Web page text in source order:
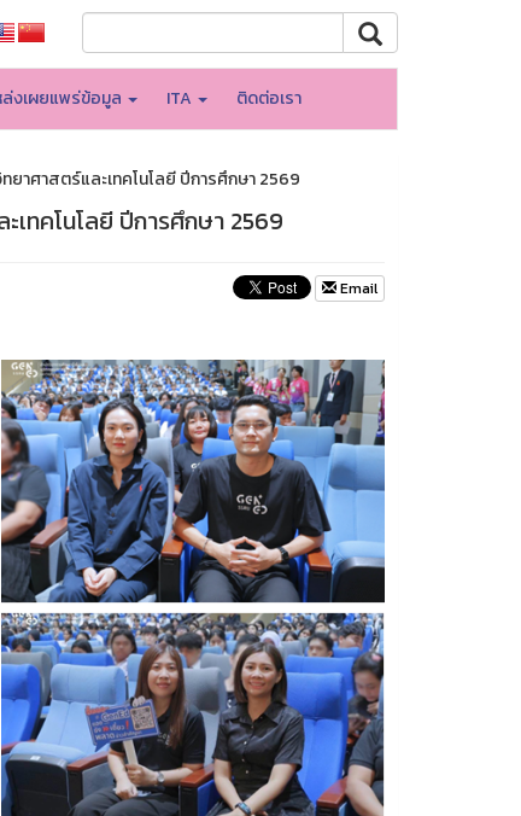
งเผยแพร่ข้อมูล ITA ติดต่อเรา
าศาสตร์และเทคโนโลยี ปีการศึกษา 2569
เทคโนโลยี ปีการศึกษา 2569
Email